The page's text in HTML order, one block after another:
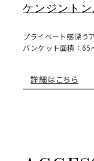
ケンジント
プライベート感漂
バンケット面積：
詳細はこちら